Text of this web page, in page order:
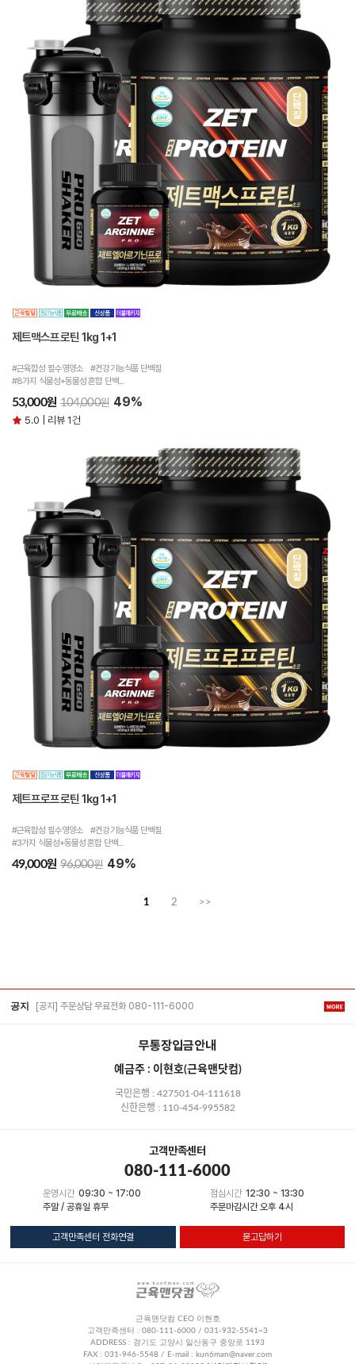
제트맥스프로틴 1kg 1+1
#근육합성 필수영양소 #건강기능식품 단백질
#8가지 식물성+동물성 혼합 단백...
53,000원 104,000원 49%
5.0 | 리뷰 1건
제트프로프로틴 1kg 1+1
#근육합성 필수영양소 #건강기능식품 단백질
#3가지 식물성+동물성 혼합 단백...
49,000원 96,000원 49%
1 2 >>
공지 [공지] 주문상담 무료전화 080-111-6000
무통장입금안내
예금주 : 이현호(근육맨닷컴)
국민은행 : 427501-04-111618
신한은행 : 110-454-995582
고객만족센터
080-111-6000
운영시간 09:30 ~ 17:00
주말 / 공휴일 휴무
점심시간 12:30 ~ 13:30
주문마감시간 오후 4시
고객만족센터 전화연결 묻고답하기
근육맨닷컴 CEO 이현호
고객만족센터 : 080-111-6000 / 031-932-5541~3
ADDRESS : 경기도 고양시 일산동구 중앙로 1193
FAX : 031-946-5548 / E-mail : kun6man@naver.com